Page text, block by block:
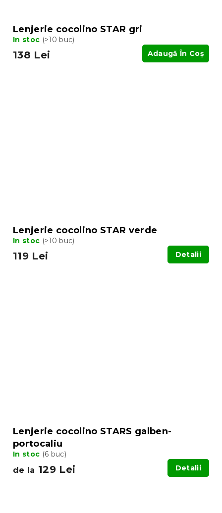
Lenjerie cocolino STAR gri
In stoc (>10 buc)
138 Lei Adaugă În Coş
Lenjerie cocolino STAR verde
In stoc (>10 buc)
119 Lei Detalii
Lenjerie cocolino STARS galben-
portocaliu
In stoc (6 buc)
de la 129 Lei Detalii